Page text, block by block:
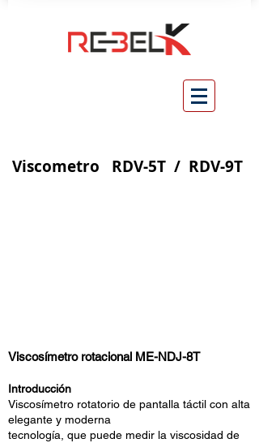
Viscometro RDV-5T / RDV-9T
Viscosímetro rotacional ME-NDJ-8T
Introducción
Viscosímetro rotatorio de pantalla táctil con alta
elegante y moderna
tecnología, que puede medir la viscosidad de